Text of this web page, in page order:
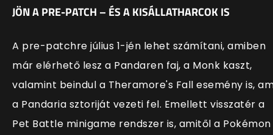
JÖN A PRE-PATCH – ÉS A KISÁLLATHARCOK IS
A pre-patchre július 1-jén lehet számítani, amiben
már elérhető lesz a Pandaren faj, a Monk kaszt,
valamint beindul a Theramore's Fall esemény is,
a Pandaria sztoriját vezeti fel. Emellett visszatér a
Pet Battle minigame rendszer is, amitől a Pokémon